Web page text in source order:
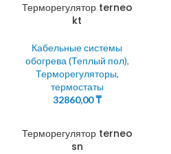
Терморегулятор terneo
kt
Кабельные системы
обогрева (Теплый пол),
Терморегуляторы,
термостаты
32860,00₸
Терморегулятор terneo
sn